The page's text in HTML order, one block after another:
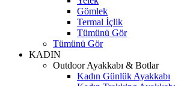
Gömlek
Termal İçlik
Tümünü Gör
Tümünü Gör
KADIN
Outdoor Ayakkabı & Botlar
Kadın Günlük Ayakkabı